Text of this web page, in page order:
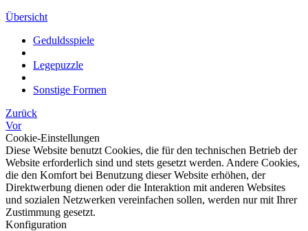
Übersicht
Geduldsspiele
Legepuzzle
Sonstige Formen
Zurück
Vor
Cookie-Einstellungen
Diese Website benutzt Cookies, die für den technischen Betrieb der
Website erforderlich sind und stets gesetzt werden. Andere Cookies,
die den Komfort bei Benutzung dieser Website erhöhen, der
Direktwerbung dienen oder die Interaktion mit anderen Websites
und sozialen Netzwerken vereinfachen sollen, werden nur mit Ihrer
Zustimmung gesetzt.
Konfiguration